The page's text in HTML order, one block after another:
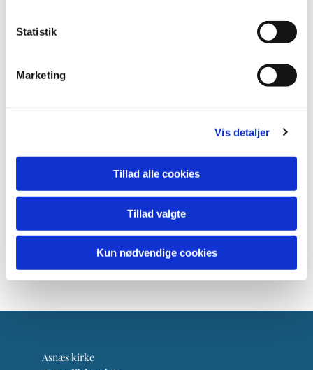
Statistik
Marketing
Vis detaljer
Tillad alle cookies
Tillad valgte
Kun nødvendige cookies
Asnæs kirke